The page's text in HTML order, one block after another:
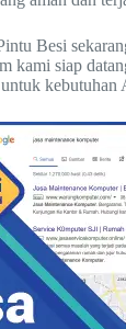
Besi
kami siap
kebutuhan